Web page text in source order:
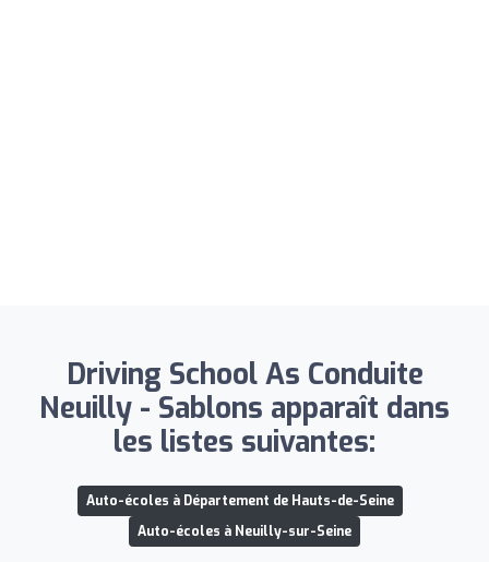
Driving School As Conduite
Neuilly - Sablons apparaît dans
les listes suivantes:
Auto-écoles à Département de Hauts-de-Seine
Auto-écoles à Neuilly-sur-Seine